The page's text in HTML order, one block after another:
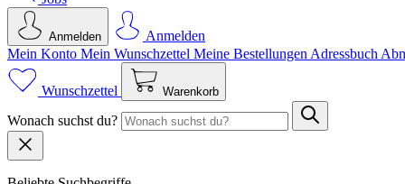
Anmelden
Anmelden
Mein Konto Mein Wunsch­zettel Meine Bestellungen Adressbuch
Wunschzettel Warenkorb
Wonach suchst du?